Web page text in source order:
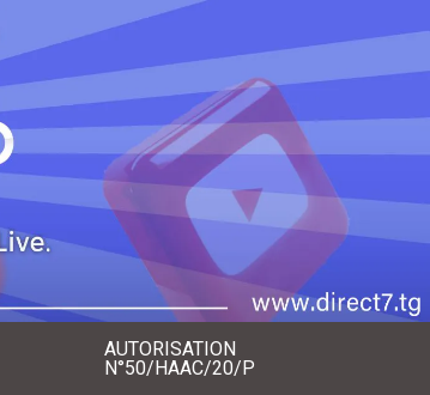
AUTORISATION
N°50/HAAC/20/P